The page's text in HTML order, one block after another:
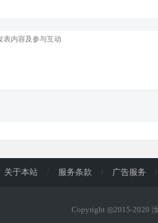
关于本站 / 服务条款 / 广告服务 /
Copyright ◎2015-2020